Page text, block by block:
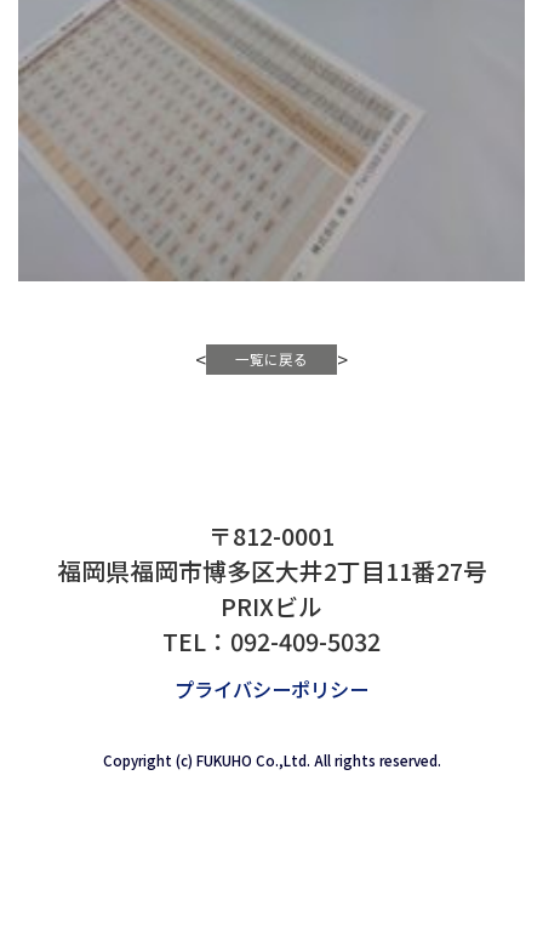
福岡県福岡市博多区大井2丁目11番27号